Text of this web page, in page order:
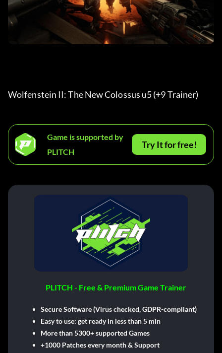
Wolfenstein II: The New Colossus u5 (+9 Trainer)
Game is supported by
PLITCH
Try It for free!
PLITCH - Free & Premium Game Trainer
Secure Software (Virus checked, GDPR-compliant)
Easy to use: get ready in less than 5 min
More than 5300+ supported Games
+1000 Patches every month & Support